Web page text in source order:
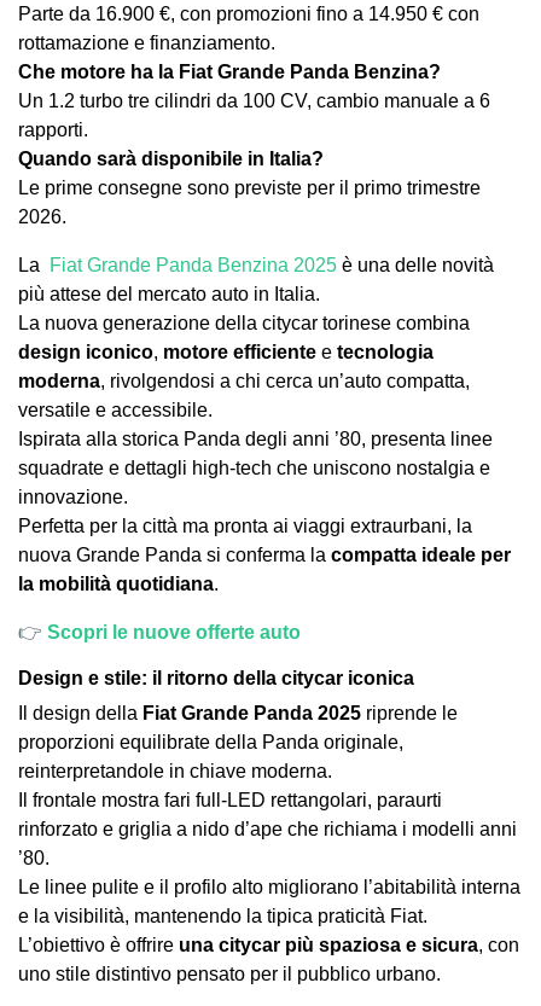
Parte da 16.900 €, con promozioni fino a 14.950 € con
rottamazione e finanziamento.
Che motore ha la Fiat Grande Panda Benzina?
Un 1.2 turbo tre cilindri da 100 CV, cambio manuale a 6
rapporti.
Quando sarà disponibile in Italia?
Le prime consegne sono previste per il primo trimestre
2026.
La Fiat Grande Panda Benzina 2025 è una delle novità
più attese del mercato auto in Italia.
La nuova generazione della citycar torinese combina
design iconico, motore efficiente e tecnologia
moderna, rivolgendosi a chi cerca un’auto compatta,
versatile e accessibile.
Ispirata alla storica Panda degli anni ’80, presenta linee
squadrate e dettagli high-tech che uniscono nostalgia e
innovazione.
Perfetta per la città ma pronta ai viaggi extraurbani, la
nuova Grande Panda si conferma la compatta ideale per
la mobilità quotidiana.
👉 Scopri le nuove offerte auto
Design e stile: il ritorno della citycar iconica
Il design della Fiat Grande Panda 2025 riprende le
proporzioni equilibrate della Panda originale,
reinterpretandole in chiave moderna.
Il frontale mostra fari full-LED rettangolari, paraurti
rinforzato e griglia a nido d’ape che richiama i modelli anni
’80.
Le linee pulite e il profilo alto migliorano l’abitabilità interna
e la visibilità, mantenendo la tipica praticità Fiat.
L’obiettivo è offrire una citycar più spaziosa e sicura, con
uno stile distintivo pensato per il pubblico urbano.